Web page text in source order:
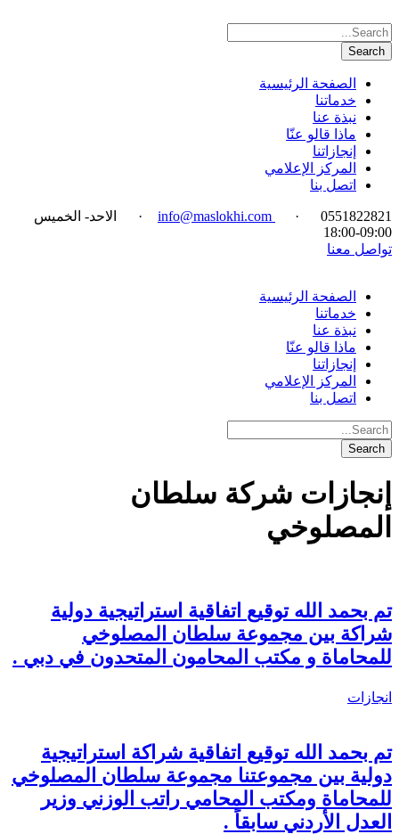
الصفحة الرئيسية
خدماتنا
نبذة عنا
ماذا قالو عنّا
إنجازاتنا
المركز الإعلامي
اتصل بنا
0551822821
·
·
الاحد- الخميس
09:00-18:00
تواصل معنا
الصفحة الرئيسية
خدماتنا
نبذة عنا
ماذا قالو عنّا
إنجازاتنا
المركز الإعلامي
اتصل بنا
إنجازات شركة سلطان
المصلوخي
تم بحمد الله توقيع اتفاقية استراتيجية دولية
شراكة بين مجموعة سلطان المصلوخي
للمحاماة و مكتب المحامون المتحدون في دبي .
انجازات
تم بحمد الله توقيع اتفاقية شراكة استراتيجية
دولية بين مجموعتنا مجموعة سلطان المصلوخي
للمحاماة ومكتب المحامي راتب الوزني وزير
العدل الأردني سابقاً .